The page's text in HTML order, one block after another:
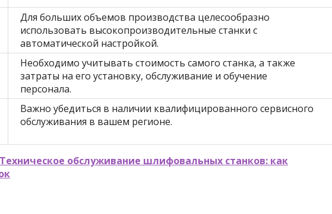
Для больших объемов производства целесообразно
использовать высокопроизводительные станки с
автоматической настройкой.
Необходимо учитывать стоимость самого станка, а также
затраты на его установку, обслуживание и обучение
персонала.
Важно убедиться в наличии квалифицированного сервисного
обслуживания в вашем регионе.
Техническое обслуживание шлифовальных станков: как